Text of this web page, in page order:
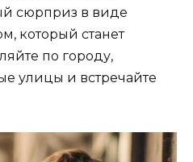
сюрприз в виде
который станет
по городу,
улицы и встречайте